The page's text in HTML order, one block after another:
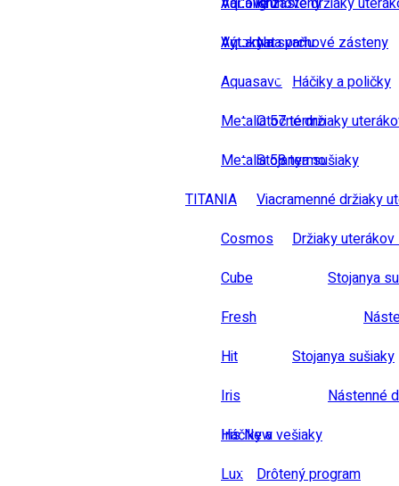
Výtoky na vaňu
Aquamat
Aquasave
Metalia 57 termo
Metalia 58 termo
TITANIA
Cosmos
Cube
Fresh
Hit
Iris
Iris New
Lux
Na sprchové zásteny
Háčiky a poličky
Otočné držiaky
Stojanya sušiaky
Viacramenné držiaky
Držiaky
Stojanya
Stojanya sušiaky
Nástenné
Háčiky a vešiaky
Drôtený program